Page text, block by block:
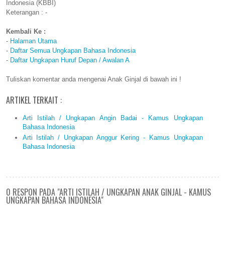
Indonesia (KBBI)
Keterangan : -
Kembali Ke :
- Halaman Utama
- Daftar Semua Ungkapan Bahasa Indonesia
- Daftar Ungkapan Huruf Depan / Awalan A
Tuliskan komentar anda mengenai Anak Ginjal di bawah ini !
ARTIKEL TERKAIT :
Arti Istilah / Ungkapan Angin Badai - Kamus Ungkapan
Bahasa Indonesia
Arti Istilah / Ungkapan Anggur Kering - Kamus Ungkapan
Bahasa Indonesia
0 RESPON PADA "ARTI ISTILAH / UNGKAPAN ANAK GINJAL - KAMUS
UNGKAPAN BAHASA INDONESIA"